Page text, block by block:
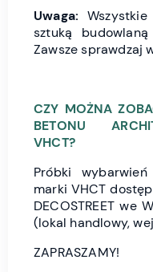
Uwaga:
sztuką
Zawsze sprawdzaj
CZY MOŻNA
BETONU
VHCT?
Próbki
marki VHCT
DECOSTREET we
(lokal handlowy,
ZAPRASZAMY!